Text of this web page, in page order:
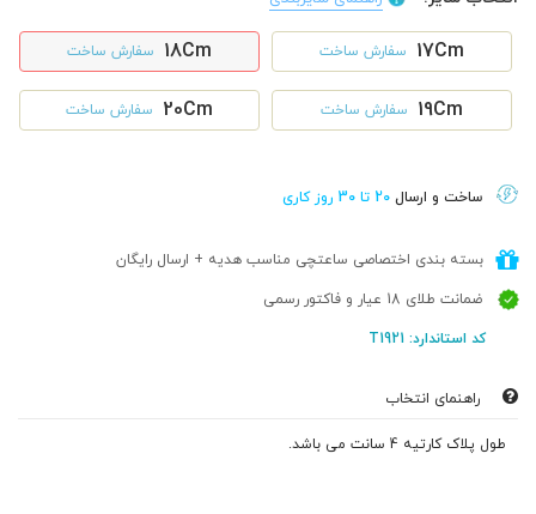
17Cm سفارش ساخت 18Cm سفارش ساخت
19Cm سفارش ساخت 20Cm سفارش ساخت
ساخت و ارسال 20 تا 30 روز کاری
بسته بندی اختصاصی ساعتچی مناسب هدیه + ارسال رایگان
ضمانت طلای 18 عیار و فاکتور رسمی
کد استاندارد: T1921
راهنمای انتخاب
طول پلاک کارتیه 4 سانت می باشد.